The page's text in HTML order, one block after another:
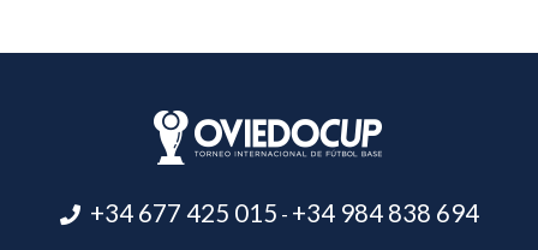
+34 677 425 015 - +34 984 838 694